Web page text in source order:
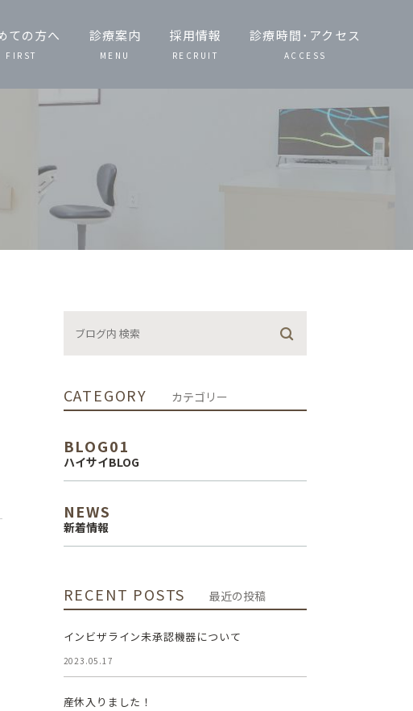
ての方へ
FIRST
診療案内
MENU
一般歯科・小児
歯周病治療
予防治療・定期
検診
インプラント治
療
審美治療
採用情報
RECRUIT
診療時間･アクセス
ACCESS
CATEGORY カテゴリー
BLOG01
ハイサイBLOG
NEWS
新着情報
RECENT POSTS 最近の投稿
インビザライン未承認機器について
2023.05.17
産休入りました！